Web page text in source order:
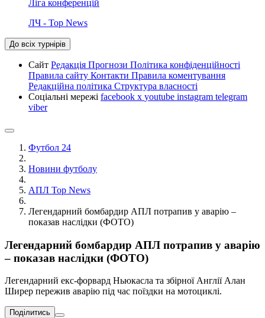
Ліга конференцій
ЛЧ - Top News
До всіх турнірів
Сайт Редакція Прогнози Політика конфіденційності
Правила сайту Контакти Правила коментування
Редакційна політика Структура власності
Соціальні мережі facebook x youtube instagram telegram
viber
Футбол 24
Новини футболу
АПЛ Top News
Легендарний бомбардир АПЛ потрапив у аварію –
показав наслідки (ФОТО)
Легендарний бомбардир АПЛ потрапив у аварію
– показав наслідки (ФОТО)
Легендарний екс-форвард Ньюкасла та збірної Англії Алан
Ширер пережив аварію під час поїздки на мотоциклі.
Поділитись